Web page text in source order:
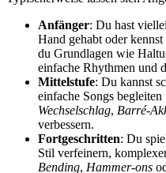
Anfänger: Du hast
Hand gehabt oder
du Grundlagen wie
einfache Rhythmen und
Mittelstufe: Du kannst
einfache Songs
Wechselschlag, Barré-
verbessern.
Fortgeschritten: Du
Stil verfeinern,
Bending, Hammer-ons